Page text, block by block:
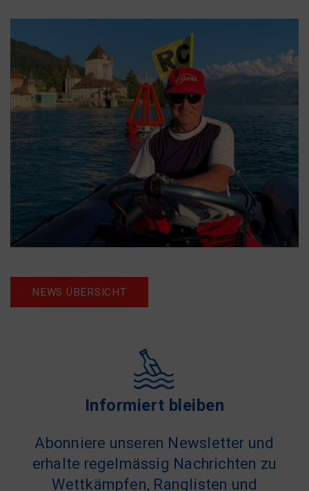
NEWS ÜBERSICHT
Informiert bleiben
Abonniere unseren Newsletter und
erhalte regelmässig Nachrichten zu
Wettkämpfen, Ranglisten und